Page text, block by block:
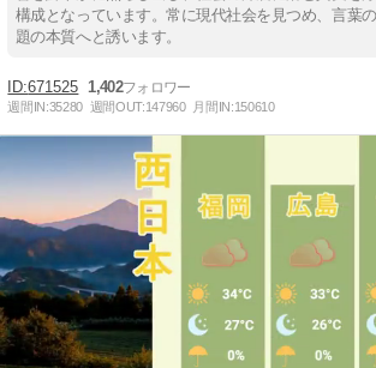
構成となっています。常に現代社会を見つめ、言葉
題の本質へと誘います。
671525 1,402
週間IN:35280 週間OUT:147960 月間IN:150610